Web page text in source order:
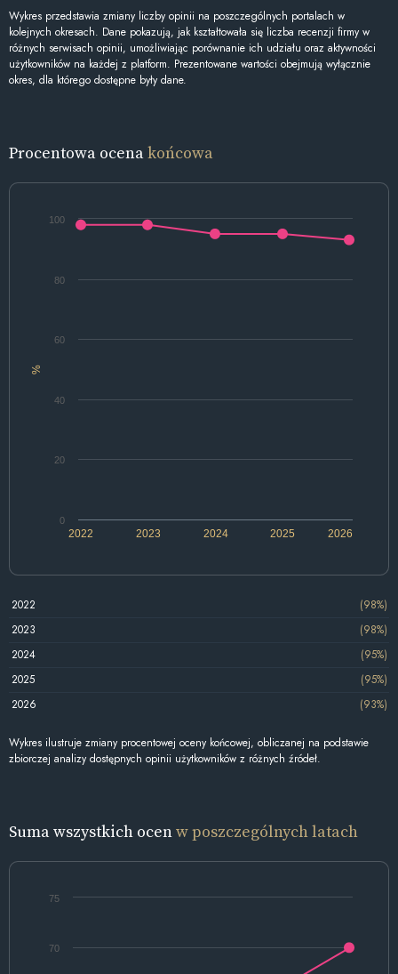
Wykres przedstawia zmiany liczby opinii na poszczególnych portalach w
kolejnych okresach. Dane pokazują, jak kształtowała się liczba recenzji firmy w
różnych serwisach opinii, umożliwiając porównanie ich udziału oraz aktywności
użytkowników na każdej z platform. Prezentowane wartości obejmują wyłącznie
okres, dla którego dostępne były dane.
Procentowa ocenakońcowa
%
2022 2024 2026
2023 2025
0
20
40
60
80
100
2022
(98%)
2023
(98%)
2024
(95%)
2025
(95%)
2026
(93%)
Wykres ilustruje zmiany procentowej oceny końcowej, obliczanej na podstawie
zbiorczej analizy dostępnych opinii użytkowników z różnych źródeł.
Suma wszystkich ocenw poszczególnych latach
70
75